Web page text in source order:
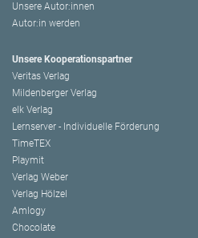
Unsere Autor:innen
Autor:in werden
Unsere Kooperationspartner
Veritas Verlag
Mildenberger Verlag
elk Verlag
Lernserver - Individuelle Förderung
TimeTEX
Playmit
Verlag Weber
Verlag Hölzel
Amlogy
Chocolate